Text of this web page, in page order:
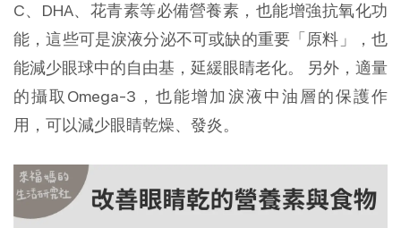
C、DHA、花青素等必備營養素，也能增強抗氧化功
能，這些可是淚液分泌不可或缺的重要「原料」，也
能減少眼球中的自由基，延緩眼睛老化。 另外，適量
的攝取Omega-3，也能增加淚液中油層的保護作
用，可以減少眼睛乾燥、發炎。